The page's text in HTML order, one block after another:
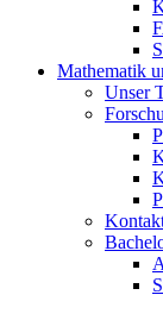
Mathematik
Unser